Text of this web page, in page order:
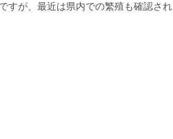
すが、最近は県内での繁殖も確認され